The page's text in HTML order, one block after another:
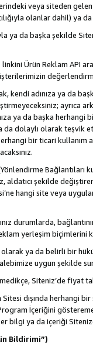
veya siteden
olanlar dahil) ya
ya da başka şekilde
Ürün Reklam API
kendi adınıza ya da
ayrıca
ya da başka herhangi
da dolaylı olarak teşvik
bir ticari
Bağlantıları
aldatıcı şekilde
hangi site veya
durumlarda,
yerleşim biçimlerini
ya da belirli bir
uygun şekilde
Siteniz’de fiyat
dışında herhangi
İçeriğini
bilgi ya da içeriği
Bildirimi”)